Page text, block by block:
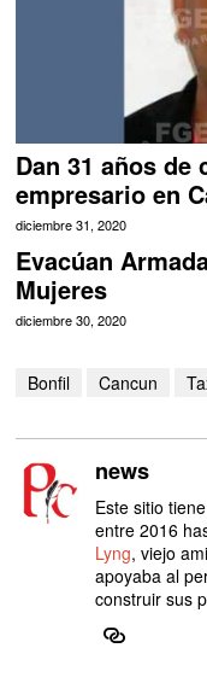
Dan 31 años de
empresario en
diciembre 31, 2020
Evacúan
Mujeres
diciembre 30, 2020
Bonfil Cancun
news
Este sitio
entre 2016
Lyng, viejo
apoyaba al
construir sus